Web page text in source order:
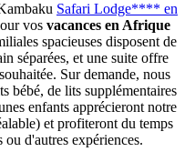
Safari Lodge**** en
vos vacances en Afrique
spacieuses disposent de
séparées, et une suite offre
Sur demande, nous
bébé, de lits supplémentaires
enfants apprécieront notre
et profiteront du temps
d'autres expériences.